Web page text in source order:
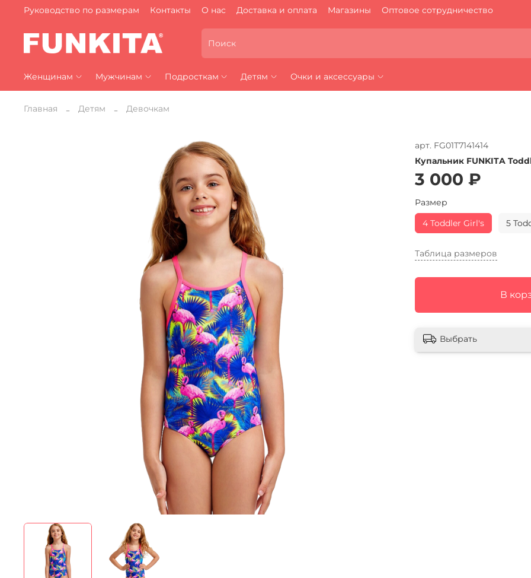
Руководство по размерам Контакты О нас Доставка и оплата Магазины Оптовое сотрудничество
Женщинам Мужчинам Подросткам Детям Очки и аксессуары
Главная Детям Девочкам
арт. FG01T7141414
Купальник FUNKITA
3 000 ₽
Таблица размеров
В
Размер
4 Toddler Girl's
5
Выбрать